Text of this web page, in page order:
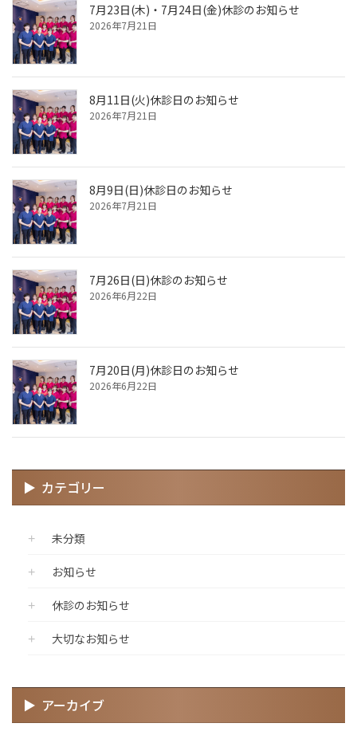
7月23日(木)・7月24日(金)休診のお知らせ
2026年7月21日
8月11日(火)休診日のお知らせ
2026年7月21日
8月9日(日)休診日のお知らせ
2026年7月21日
7月26日(日)休診のお知らせ
2026年6月22日
7月20日(月)休診日のお知らせ
2026年6月22日
カテゴリー
未分類
お知らせ
休診のお知らせ
大切なお知らせ
アーカイブ